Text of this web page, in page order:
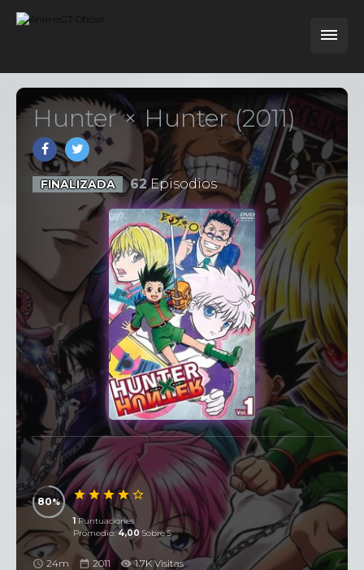
Hunter × Hunter (2011)
FINALIZADA 62Episodios
80
1 Puntuaciones
Promedio:4,00 Sobre 5
24m 2011 1.7K Visitas